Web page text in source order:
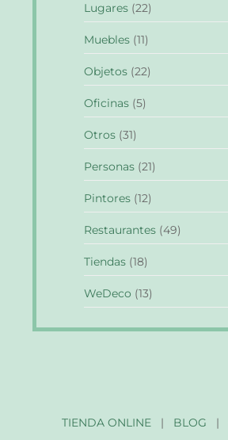
Lugares (22)
Muebles (11)
Objetos (22)
Oficinas (5)
Otros (31)
Personas (21)
Pintores (12)
Restaurantes (49)
Tiendas (18)
WeDeco (13)
TIENDA ONLINE| BLOG |